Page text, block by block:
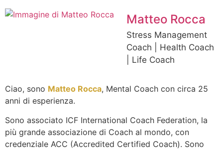
Matteo Rocca
Stress Management
Coach | Health Coach
| Life Coach
Ciao, sono Matteo Rocca, Mental Coach con circa 25
anni di esperienza.
Sono associato ICF International Coach Federation, la
più grande associazione di Coach al mondo, con
credenziale ACC (Accredited Certified Coach). Sono